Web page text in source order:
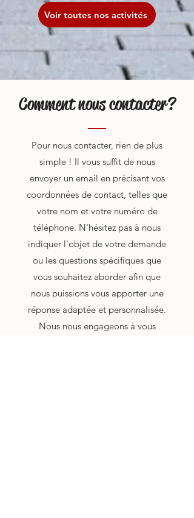
Voir toutes nos activités
Comment nous contacter?
Pour nous contacter, rien de plus
simple ! Il vous suffit de nous
envoyer un email en précisant vos
coordonnées de contact, telles que
votre nom et votre numéro de
téléphone. N'hésitez pas à nous
indiquer l'objet de votre demande
ou les questions spécifiques que
vous souhaitez aborder afin que
nous puissions vous apporter une
réponse adaptée et personnalisée.
Nous nous engageons à vous